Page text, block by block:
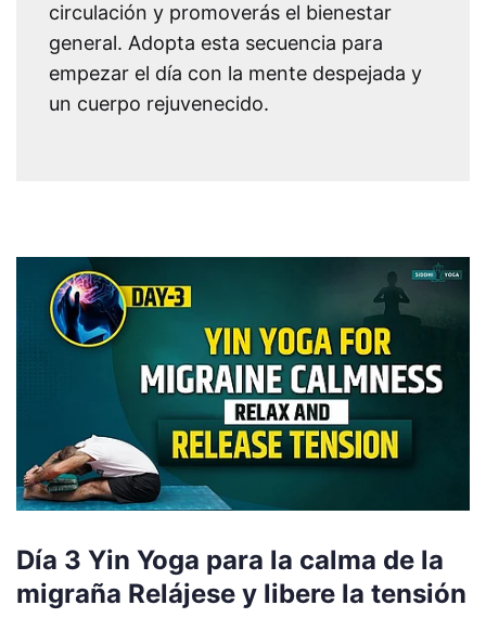
circulación y promoverás el bienestar
general. Adopta esta secuencia para
empezar el día con la mente despejada y
un cuerpo rejuvenecido.
Día 3 Yin Yoga para la calma de la
migraña Relájese y libere la tensión